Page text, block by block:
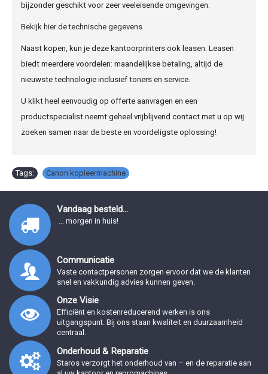
bijzonder geschikt voor zeer veeleisende omgevingen.
Bekijk hier de technische gegevens
Naast kopen, kun je deze kantoorprinters ook leasen. Leasen
biedt meerdere voordelen: maandelijkse betaling, altijd de
nieuwste technologie inclusief toners en service.
U klikt heel eenvoudig op offerte aanvragen en een
productspecialist neemt geheel vrijblijvend contact met u op wij
zoeken samen naar de beste en voordeligste oplossing!
Tags: Canon kopieermachine
Vandaag besteld...
… morgen in huis!
Communicatie
Vaste contactpersonen zorgen ervoor dat we de klanten
snel en vakkundig advies kunnen geven.
Onze Visie
Efficiënt en kostenreducerend werken is ons
uitgangspunt. Bij ons staan kwaliteit en duurzaamheid
centraal.
Onderhoud & Reparatie
Staros verzorgt het onderhoud van – en de reparatie aan